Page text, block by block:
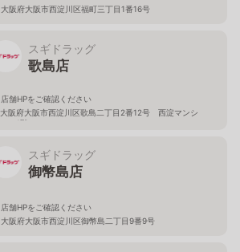
大阪府大阪市西淀川区福町三丁目1番16号
スギドラッグ
歌島店
店舗HPをご確認ください
大阪府大阪市西淀川区歌島二丁目2番12号 西淀マンシ
ョン1階
スギドラッグ
御幣島店
店舗HPをご確認ください
大阪府大阪市西淀川区御幣島二丁目9番9号